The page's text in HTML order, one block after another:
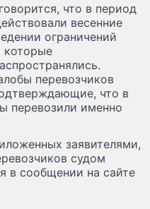
что в период
весенние
ограничений
которые
перевозчиков
что в
перевозили именно
заявителями,
судом
в сообщении на сайте